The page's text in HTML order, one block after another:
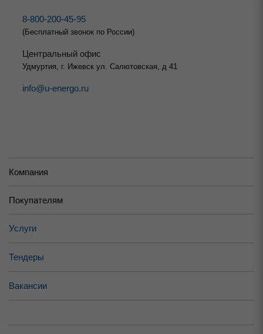
8-800-200-45-95
(Бесплатный звонок по России)
Центральный офис
Удмуртия, г. Ижевск ул. Салютовская, д 41
info@u-energo.ru
Компания
Услуги
Тендеры
Вакансии
Покупателям